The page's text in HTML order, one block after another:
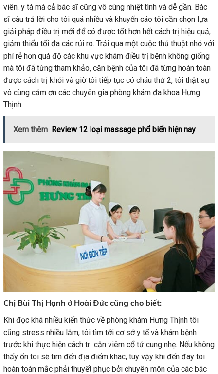
viên, y tá mà cả bác sĩ cũng vô cùng nhiệt tình và dễ gần. Bác
sĩ câu trả lời cho tôi quá nhiều và khuyến cáo tôi cần chọn lựa
giải pháp điều trị mới để có được tốt hơn hết cách trị hiệu quả,
giảm thiểu tối đa các rủi ro. Trải qua một cuộc thủ thuật nhỏ với
phí rẻ hơn quá độ các khu vực khám điều trị bệnh không giống
mà tôi đã từng tham khảo, căn bệnh của tôi đã từng hoàn toàn
được cách trị khỏi và giờ tôi tiếp tục có cháu thứ 2, tôi thật sự
vô cùng cảm ơn các chuyên gia phòng khám đa khoa Hưng
Thịnh.
Xem thêm Review 12 loại massage phổ biến hiện nay
Chị Bùi Thị Hạnh ở Hoài Đức cũng cho biết:
Khi đọc khá nhiều kiến thức về phòng khám Hưng Thịnh tôi
cũng stress nhiều lắm, tôi tìm tới cơ sở y tế và khám bệnh
trước khi thực hiện cách trị căn viêm cổ tử cung nhẹ. Nếu không
thấy ổn tôi sẽ tìm đến địa điểm khác, tuy vậy khi đến đây tôi
hoàn toàn mắc phải thuyết phục bởi chuyên môn của các bác